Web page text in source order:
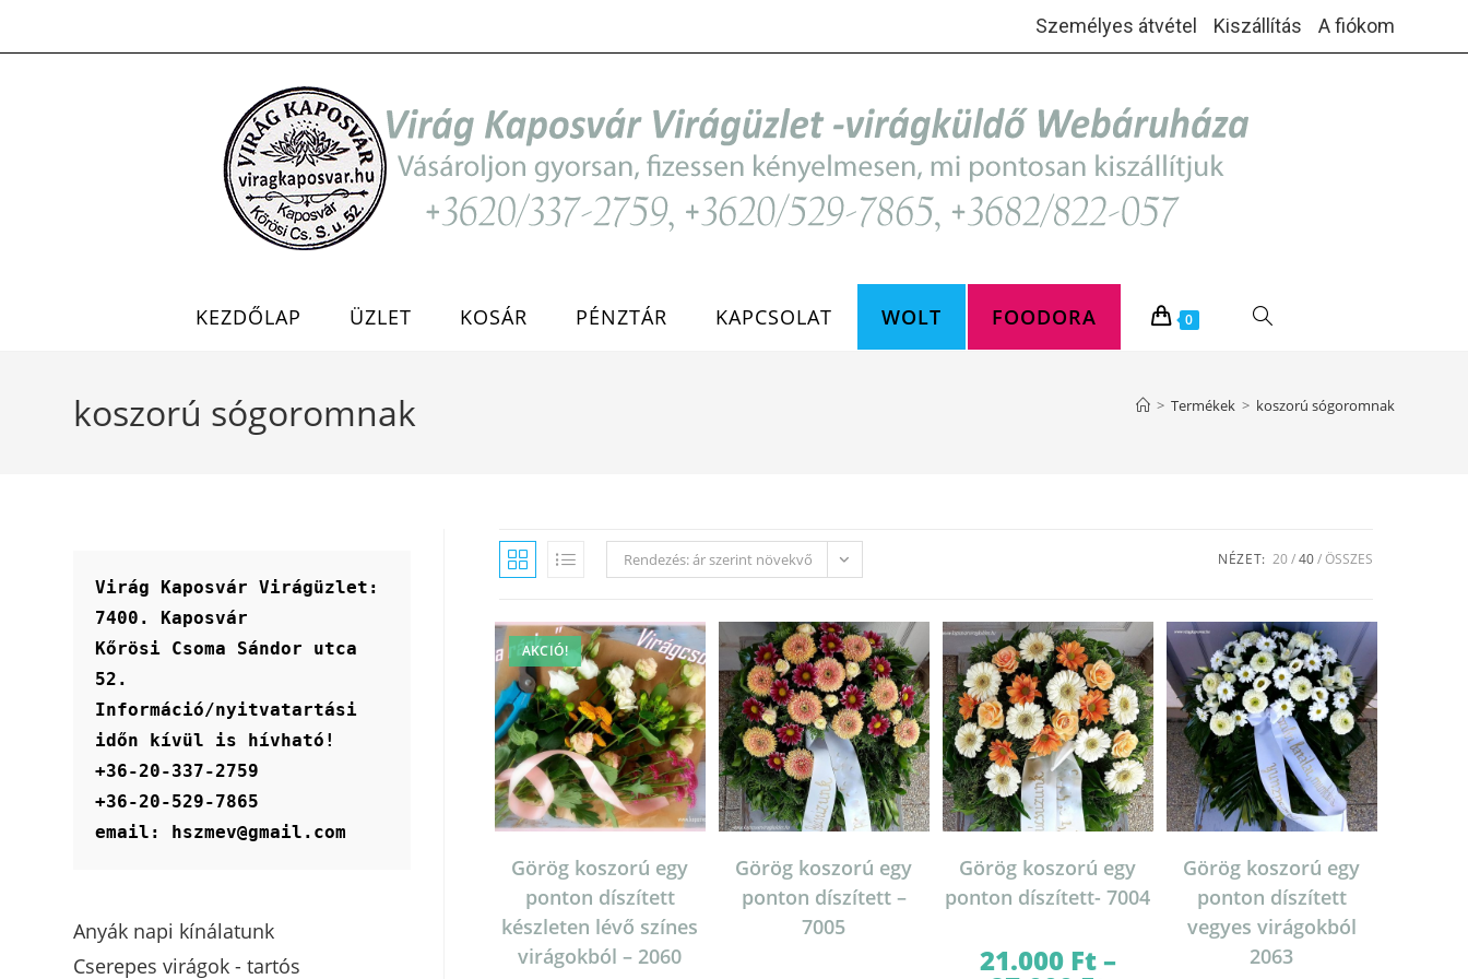
Személyes átvétel Kiszállítás A fiókom
KEZDŐLAP ÜZLET KOSÁR PÉNZTÁR KAPCSOLAT WOLT FOODORA 0 TOGGLE
koszorú sógoromnak > Termékek > koszorú sógoromnak
Rendezés: ár szerint növekvő NÉZET: 20 40 ÖSSZES
AKCIÓ!
Görög koszorú egy
ponton díszített
készleten lévő színes
virágokból – 2060
Görög koszorú egy
ponton díszített –
7005
Görög koszorú egy
ponton díszített- 7004
21.000 Ft–
Görög koszorú egy
ponton díszített
vegyes virágokból
2063
Virág Kaposvár Virágüzlet:
7400. Kaposvár
Kőrösi Csoma Sándor utca
52.
Információ/nyitvatartási
időn kívül is hívható!
+36-20-337-2759
+36-20-529-7865
email: hszmev@gmail.com
Anyák napi kínálatunk
Cserepes virágok - tartós